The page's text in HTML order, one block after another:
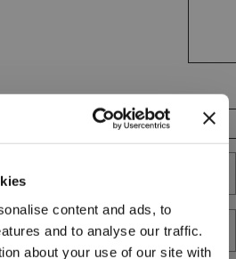
content and ads, to
and to analyse our traffic.
about your use of our site with
XL XXL
TIL KURV
TIL ØNSKESKYEN